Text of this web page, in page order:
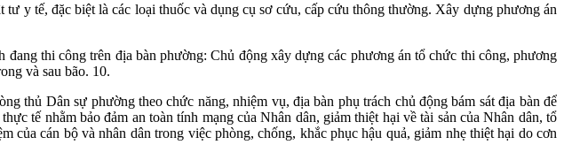
y tế, đặc biệt là các loại thuốc và dụng cụ sơ cứu, cấp cứu thông thường. Xây dựng phương án
thi công trên địa bàn phường: Chủ động xây dựng các phương án tổ chức thi công, phương
và sau bão. 10.
Dân sự phường theo chức năng, nhiệm vụ, địa bàn phụ trách chủ động bám sát địa bàn để
tế nhằm bảo đảm an toàn tính mạng của Nhân dân, giảm thiệt hại về tài sản của Nhân dân, tổ
cán bộ và nhân dân trong việc phòng, chống, khắc phục hậu quả, giảm nhẹ thiệt hại do cơn